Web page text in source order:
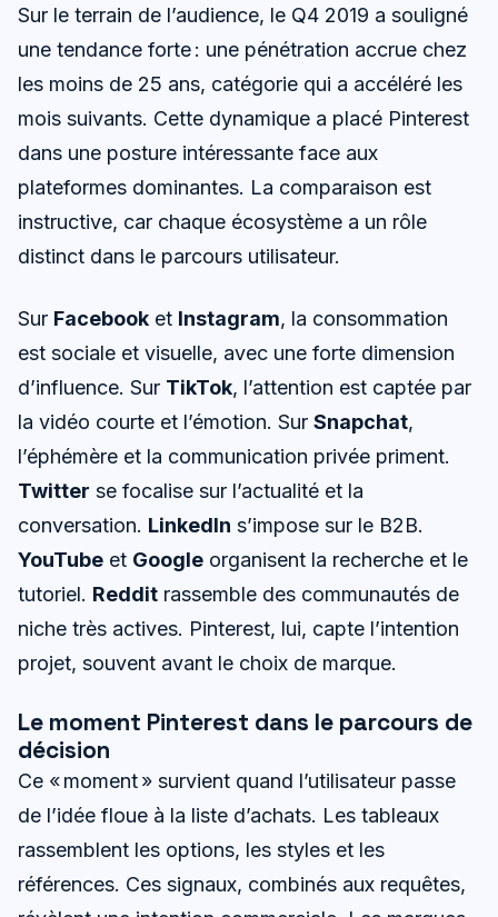
Sur le terrain de l’audience, le Q4 2019 a souligné
une tendance forte : une pénétration accrue chez
les moins de 25 ans, catégorie qui a accéléré les
mois suivants. Cette dynamique a placé Pinterest
dans une posture intéressante face aux
plateformes dominantes. La comparaison est
instructive, car chaque écosystème a un rôle
distinct dans le parcours utilisateur.
Sur Facebook et Instagram, la consommation
est sociale et visuelle, avec une forte dimension
d’influence. Sur TikTok, l’attention est captée par
la vidéo courte et l’émotion. Sur Snapchat,
l’éphémère et la communication privée priment.
Twitter se focalise sur l’actualité et la
conversation. LinkedIn s’impose sur le B2B.
YouTube et Google organisent la recherche et le
tutoriel. Reddit rassemble des communautés de
niche très actives. Pinterest, lui, capte l’intention
projet, souvent avant le choix de marque.
Le moment Pinterest dans le parcours de
décision
Ce « moment » survient quand l’utilisateur passe
de l’idée floue à la liste d’achats. Les tableaux
rassemblent les options, les styles et les
références. Ces signaux, combinés aux requêtes,